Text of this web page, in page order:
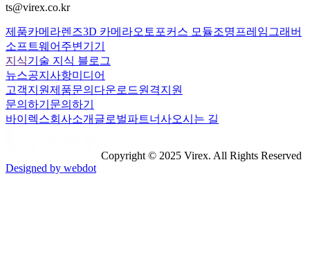
ts@virex.co.kr
제품카메라렌즈3D 카메라오토포커스 모듈조명 프레임그래버
소프트웨어 주변기기
지식기술 지식 블로그
뉴스공지사항미디어
고객지원제품문의 다운로드원격지원
문의하기 문의하기
바이렉스회사소개 글로벌파트너사오시는 길
Copyright © 2025 Virex. All Rights Reserved
Designed by webdot